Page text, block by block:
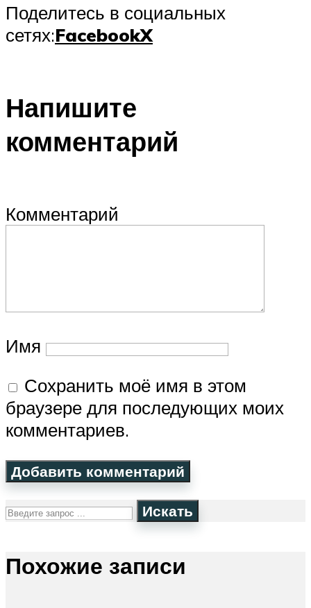
Поделитесь в социальных
сетях:FacebookX
Напишите
комментарий
Комментарий
Имя
Сохранить моё имя в этом
браузере для последующих моих
комментариев.
Искать
Похожие записи